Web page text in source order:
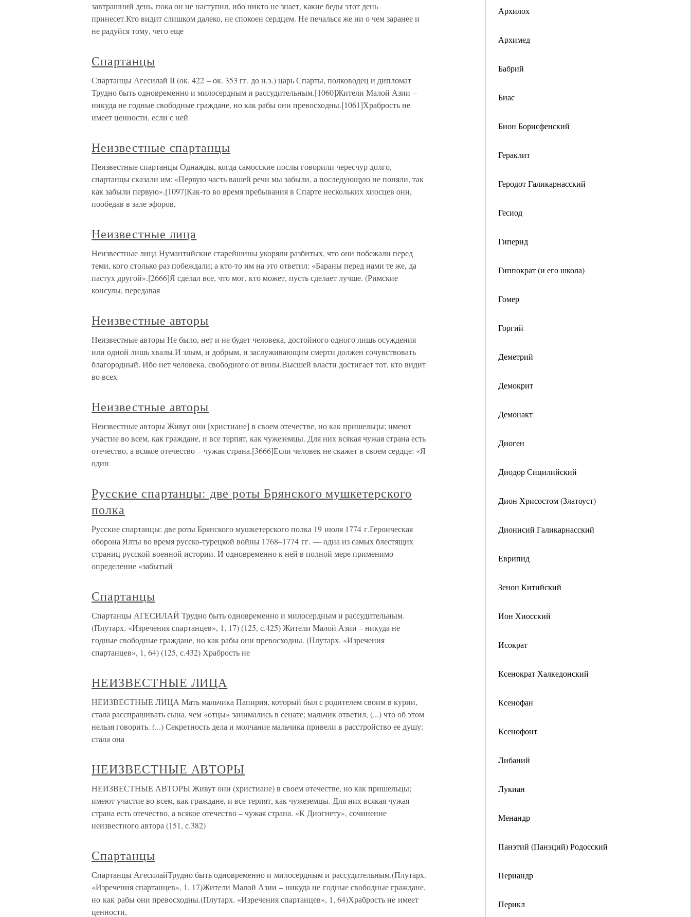
Архилох
Архимед
Бабрий
Биас
Бион Борисфенский
Гераклит
Геродот Галикарнасский
Гесиод
Гиперид
Гиппократ (и его школа)
Гомер
Горгий
Деметрий
Демокрит
Демонакт
Диоген
Диодор Сицилийский
Дион Хрисостом (Златоуст)
Дионисий Галикарнасский
Еврипид
Зенон Китийский
Ион Хиосский
Исократ
Ксенократ Халкедонский
Ксенофан
Ксенофонт
Либаний
Лукиан
Менандр
Панэтий (Панэций) Родосский
Периандр
Перикл
завтрашний день, пока он не наступил, ибо никто не знает, какие беды этот день
принесет.Кто видит слишком далеко, не спокоен сердцем. Не печалься же ни о чем заранее и
не радуйся тому, чего еще
Спартанцы
Спартанцы Агесилай II (ок. 422 – ок. 353 гг. до н.э.) царь Спарты, полководец и дипломат
Трудно быть одновременно и милосердным и рассудительным.[1060]Жители Малой Азии –
никуда не годные свободные граждане, но как рабы они превосходны.[1061]Храбрость не
имеет ценности, если с ней
Неизвестные спартанцы
Неизвестные спартанцы Однажды, когда самосские послы говорили чересчур долго,
спартанцы сказали им: «Первую часть вашей речи мы забыли, а последующую не поняли, так
как забыли первую».[1097]Как-то во время пребывания в Спарте нескольких хиосцев они,
пообедав в зале эфоров,
Неизвестные лица
Неизвестные лица Нумантийские старейшины укоряли разбитых, что они побежали перед
теми, кого столько раз побеждали; а кто-то им на это ответил: «Бараны перед нами те же, да
пастух другой».[2666]Я сделал все, что мог, кто может, пусть сделает лучше. (Римские
консулы, передавая
Неизвестные авторы
Неизвестные авторы Не было, нет и не будет человека, достойного одного лишь осуждения
или одной лишь хвалы.И злым, и добрым, и заслуживающим смерти должен сочувствовать
благородный. Ибо нет человека, свободного от вины.Высшей власти достигает тот, кто видит
во всех
Неизвестные авторы
Неизвестные авторы Живут они [христиане] в своем отечестве, но как пришельцы; имеют
участие во всем, как граждане, и все терпят, как чужеземцы. Для них всякая чужая страна есть
отечество, а всякое отечество – чужая страна.[3666]Если человек не скажет в своем сердце: «Я
один
Русские спартанцы: две роты Брянского мушкетерского
полка
Русские спартанцы: две роты Брянского мушкетерского полка 19 июля 1774 г.Героическая
оборона Ялты во время русско-турецкой войны 1768–1774 гг. — одна из самых блестящих
страниц русской военной истории. И одновременно к ней в полной мере применимо
определение «забытый
Спартанцы
Спартанцы АГЕСИЛАЙ Трудно быть одновременно и милосердным и рассудительным.
(Плутарх. «Изречения спартанцев», 1, 17) (125, с.425) Жители Малой Азии – никуда не
годные свободные граждане, но как рабы они превосходны. (Плутарх. «Изречения
спартанцев», 1, 64) (125, с.432) Храбрость не
НЕИЗВЕСТНЫЕ ЛИЦА
НЕИЗВЕСТНЫЕ ЛИЦА Мать мальчика Папирия, который был с родителем своим в курии,
стала расспрашивать сына, чем «отцы» занимались в сенате; мальчик ответил, (...) что об этом
нельзя говорить. (...) Секретность дела и молчание мальчика привели в расстройство ее душу:
стала она
НЕИЗВЕСТНЫЕ АВТОРЫ
НЕИЗВЕСТНЫЕ АВТОРЫ Живут они (христиане) в своем отечестве, но как пришельцы;
имеют участие во всем, как граждане, и все терпят, как чужеземцы. Для них всякая чужая
страна есть отечество, а всякое отечество – чужая страна. «К Диогнету», сочинение
неизвестного автора (151, с.382)
Спартанцы
Спартанцы АгесилайТрудно быть одновременно и милосердным и рассудительным.(Плутарх.
«Изречения спартанцев», 1, 17)Жители Малой Азии – никуда не годные свободные граждане,
но как рабы они превосходны.(Плутарх. «Изречения спартанцев», 1, 64)Храбрость не имеет
ценности,